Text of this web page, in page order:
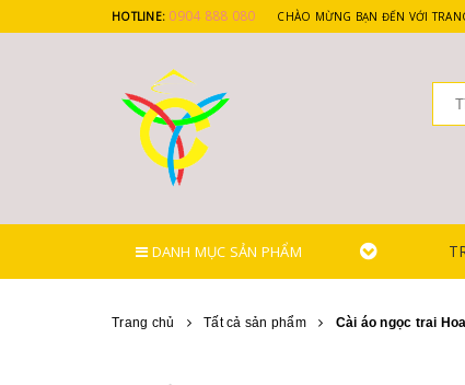
HOTLINE: 0904 888 080 CHÀO MỪNG BẠN ĐẾN VỚI
DANH MỤC SẢN PHẨM
Trang chủ Tất cả sản phẩm Cài áo ngọc trai